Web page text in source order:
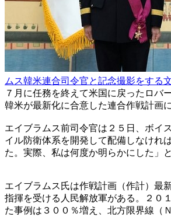
ムス韓米連合司令官と記念撮影をす
７月に任務を終えて米国に戻ったロバ
韓米が最新化に合意した連合作戦計画
エイブラムス前司令官は２５日、ボイ
イル防衛体系を開発して配備しなけれ
た。実際、私は何度か明らかにした」
エイブラムス氏は作戦計画（作計）最
指揮を受ける人民解放軍がある。２０
た事例は３００％増え、北方限界線（